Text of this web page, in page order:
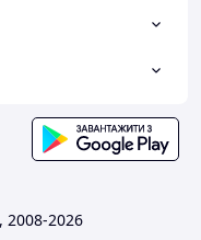
2026